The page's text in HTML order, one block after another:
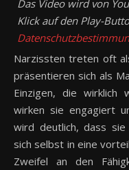
Das Video wird von
Klick auf den Play-
Narzissten treten oft
präsentieren sich als
Einzigen, die wirklich
wirken sie engagiert
wird deutlich, dass sie
sich selbst in eine
Zweifel an den